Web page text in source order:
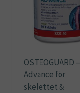
OSTEOGUARD –
Advance för
skelettet &